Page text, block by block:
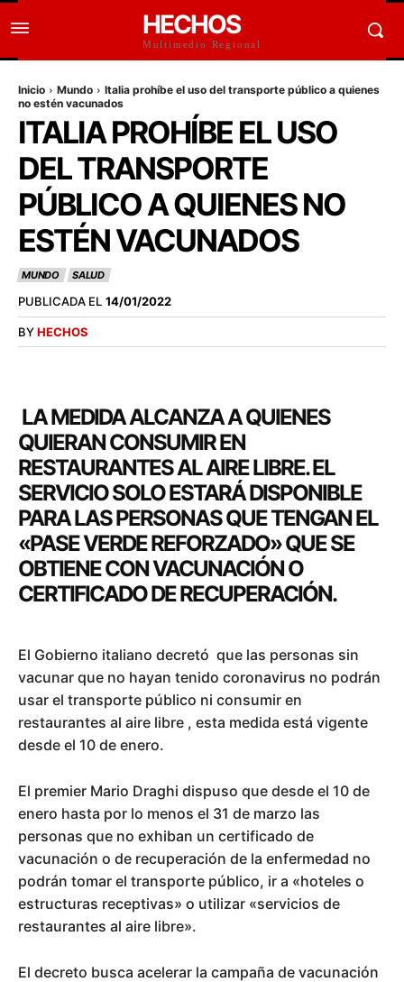
HECHOS
Multimedio Regional
Inicio Mundo
Italia prohíbe el uso del transporte público a quienes
no estén vacunados
ITALIA PROHÍBE EL USO
DEL TRANSPORTE
PÚBLICO A QUIENES NO
ESTÉN VACUNADOS
MUNDO SALUD
PUBLICADA EL 14/01/2022
BYHECHOS
LA MEDIDA ALCANZA A QUIENES
QUIERAN CONSUMIR EN
RESTAURANTES AL AIRE LIBRE. EL
SERVICIO SOLO ESTARÁ DISPONIBLE
PARA LAS PERSONAS QUE TENGAN EL
«PASE VERDE REFORZADO» QUE SE
OBTIENE CON VACUNACIÓN O
CERTIFICADO DE RECUPERACIÓN.
El Gobierno italiano decretó que las personas sin
vacunar que no hayan tenido coronavirus no podrán
usar el transporte público ni consumir en
restaurantes al aire libre , esta medida está vigente
desde el 10 de enero.
El premier Mario Draghi dispuso que desde el 10 de
enero hasta por lo menos el 31 de marzo las
personas que no exhiban un certificado de
vacunación o de recuperación de la enfermedad no
podrán tomar el transporte público, ir a «hoteles o
estructuras receptivas» o utilizar «servicios de
restaurantes al aire libre».
El decreto busca acelerar la campaña de vacunación